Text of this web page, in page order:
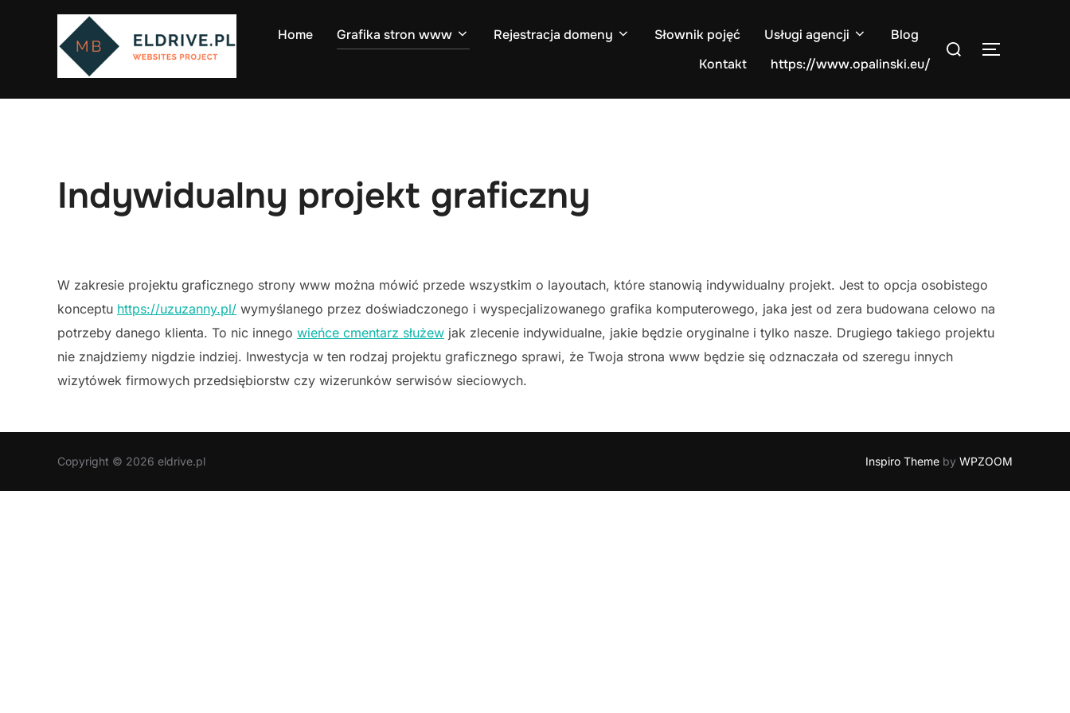
Home Grafika stron www Rejestracja domeny Słownik pojęć Usługi agencji
Blog
Kontakt
https://www.opalinski.eu/
Search
TOGGLE
Indywidualny projekt graficzny
W zakresie projektu graficznego strony www można mówić przede wszystkim o layoutach, które stanowią indywidualny projekt. Jest to opcja osobistego
konceptu https://uzuzanny.pl/ wymyślanego przez doświadczonego i wyspecjalizowanego grafika komputerowego, jaka jest od zera budowana celowo na
potrzeby danego klienta. To nic innego wieńce cmentarz służew jak zlecenie indywidualne, jakie będzie oryginalne i tylko nasze. Drugiego takiego projektu
nie znajdziemy nigdzie indziej. Inwestycja w ten rodzaj projektu graficznego sprawi, że Twoja strona www będzie się odznaczała od szeregu innych
wizytówek firmowych przedsiębiorstw czy wizerunków serwisów sieciowych.
Copyright © 2026 eldrive.pl Inspiro Theme by WPZOOM